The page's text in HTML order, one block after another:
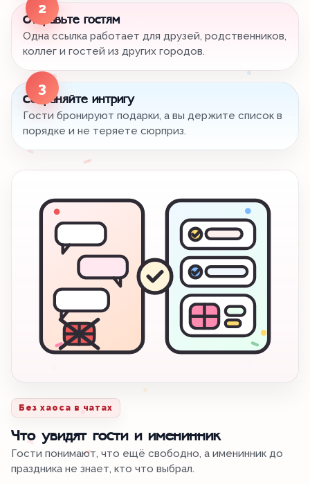
2
Отправьте гостям
Одна ссылка работает для друзей, родственников,
коллег и гостей из других городов.
3
Сохраняйте интригу
Гости бронируют подарки, а вы держите список в
порядке и не теряете сюрприз.
Без хаоса в чатах
Что увидят гости и именинник
Гости понимают, что ещё свободно, а именинник до
праздника не знает, кто что выбрал.